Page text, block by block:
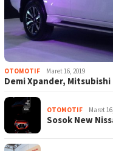
OTOMOTIF Maret 16, 2019
Demi Xpander,
OTOMOTIF Maret
Sosok New